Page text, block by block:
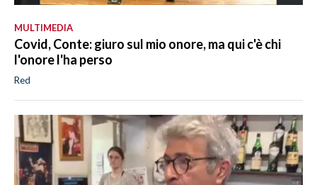
MULTIMEDIA
Covid, Conte: giuro sul mio onore, ma qui c'è chi
l'onore l'ha perso
Red